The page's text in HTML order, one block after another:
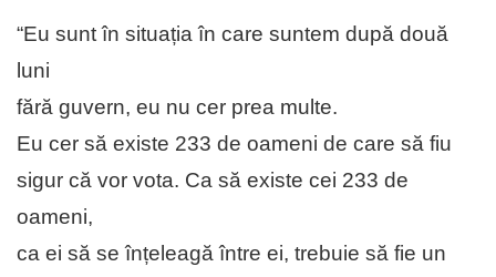
“Eu sunt în situația în care suntem după două
luni
fără guvern, eu nu cer prea multe.
Eu cer să existe 233 de oameni de care să fiu
sigur că vor vota. Ca să existe cei 233 de
oameni,
ca ei să se înțeleagă între ei, trebuie să fie un